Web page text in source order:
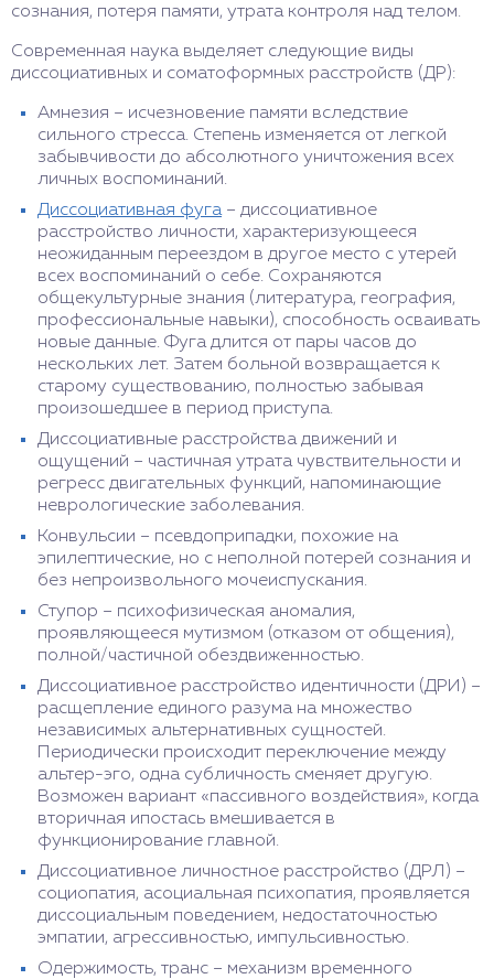
сознания, потеря памяти, утрата контроля над телом.
Современная наука выделяет следующие виды
диссоциативных и соматоформных расстройств (ДР):
Амнезия – исчезновение памяти вследствие
сильного стресса. Степень изменяется от легкой
забывчивости до абсолютного уничтожения всех
личных воспоминаний.
Диссоциативная фуга– диссоциативное
расстройство личности, характеризующееся
неожиданным переездом в другое место с утерей
всех воспоминаний о себе. Сохраняются
общекультурные знания (литература, география,
профессиональные навыки), способность осваивать
новые данные. Фуга длится от пары часов до
нескольких лет. Затем больной возвращается к
старому существованию, полностью забывая
произошедшее в период приступа.
Диссоциативные расстройства движений и
ощущений – частичная утрата чувствительности и
регресс двигательных функций, напоминающие
неврологические заболевания.
Конвульсии – псевдоприпадки, похожие на
эпилептические, но с неполной потерей сознания и
без непроизвольного мочеиспускания.
Ступор – психофизическая аномалия,
проявляющееся мутизмом (отказом от общения),
полной/частичной обездвиженностью.
Диссоциативное расстройство идентичности (ДРИ) –
расщепление единого разума на множество
независимых альтернативных сущностей.
Периодически происходит переключение между
альтер-эго, одна субличность сменяет другую.
Возможен вариант «пассивного воздействия», когда
вторичная ипостась вмешивается в
функционирование главной.
Диссоциативное личностное расстройство (ДРЛ) –
социопатия, асоциальная психопатия, проявляется
диссоциальным поведением, недостаточностью
эмпатии, агрессивностью, импульсивностью.
Одержимость, транс – механизм временного